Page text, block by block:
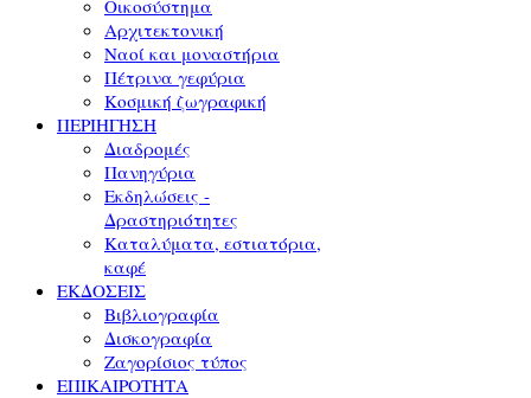
Οικοσύστημα
Αρχιτεκτονική
Ναοί και μοναστήρια
Πέτρινα γεφύρια
Κοσμική ζωγραφική
ΠΕΡΙΗΓΗΣΗ
Διαδρομές
Πανηγύρια
Εκδηλώσεις -
Δραστηριότητες
Καταλύματα, εστιατόρια,
καφέ
ΕΚΔΟΣΕΙΣ
Βιβλιογραφία
Δισκογραφία
Ζαγορίσιος τύπος
ΕΠΙΚΑΙΡΟΤΗΤΑ